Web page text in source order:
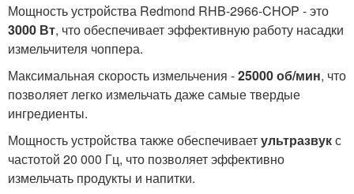
Мощность устройства Redmond RHB-2966-CHOP - это
3000 Вт, что обеспечивает эффективную работу насадки
измельчителя чоппера.
Максимальная скорость измельчения -25000 об/мин, что
позволяет легко измельчать даже самые твердые
ингредиенты.
Мощность устройства также обеспечиваетультразвукс
частотой 20 000 Гц, что позволяет эффективно
измельчать продукты и напитки.